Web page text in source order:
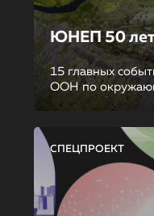
ЮНЕП 50
15 главных
ООН по
СПЕЦПРОЕКТ